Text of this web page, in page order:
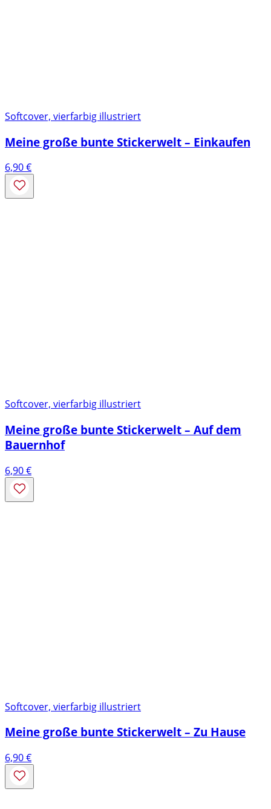
Softcover, vierfarbig illustriert
Meine große bunte Stickerwelt – Einkaufen
6,90€
Softcover, vierfarbig illustriert
Meine große bunte Stickerwelt – Auf dem
Bauernhof
6,90€
Softcover, vierfarbig illustriert
Meine große bunte Stickerwelt – Zu Hause
6,90€